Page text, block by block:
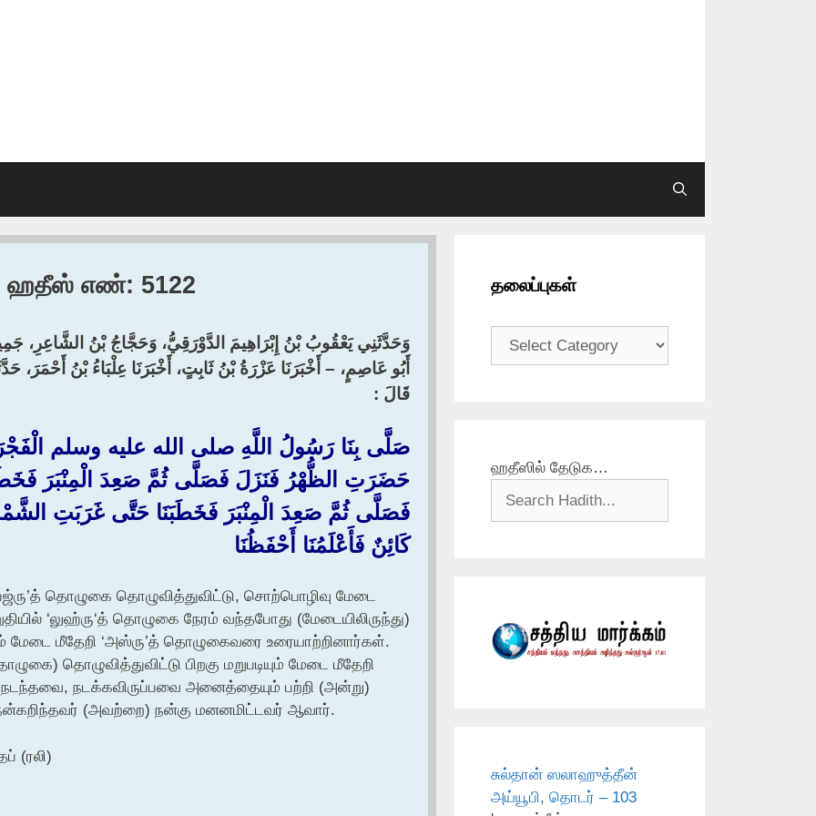
ஹதீஸ் எண்: 5122
وَحَدَّثَنِي يَعْقُوبُ بْنُ إِبْرَاهِيمَ الدَّوْرَقِيُّ، وَحَجَّاجُ بْنُ الشَّاعِرِ،
أَبُو عَاصِمٍ، – أَخْبَرَنَا عَزْرَةُ بْنُ ثَابِتٍ، أَخْبَرَنَا عِلْبَاءُ بْنُ
قَالَ :‏
صَلَّى بِنَا رَسُولُ اللَّهِ صلى الله عليه وسلم
حَضَرَتِ الظُّهْرُ فَنَزَلَ فَصَلَّى ثُمَّ صَعِدَ الْمِنْبَرَ
فَصَلَّى ثُمَّ صَعِدَ الْمِنْبَرَ فَخَطَبَنَا حَتَّى غَرَبَتِ
كَائِنٌ فَأَعْلَمُنَا أَحْفَظُنَا ‏
தொழுகை தொழுவித்துவிட்டு, சொற்பொழிவு மேடை
‘லுஹ்ரு‘த் தொழுகை நேரம் வந்தபோது (மேடையிலிருந்து)
மேடை மீதேறி ‘அஸ்ரு’த் தொழுகைவரை உரையாற்றினார்கள்.
தொழுவித்துவிட்டு பிறகு மறுபடியும் மேடை மீதேறி
நடக்கவிருப்பவை அனைத்தையும் பற்றி (அன்று)
(அவற்றை) நன்கு மனனமிட்டவர் ஆவார்.
(ரலி)
தலைப்புகள்
தலைப்புகள்
ஹதீஸில் தேடுக…
சுல்தான் ஸலாஹுத்தீன்
அய்யூபி, தொடர் – 103